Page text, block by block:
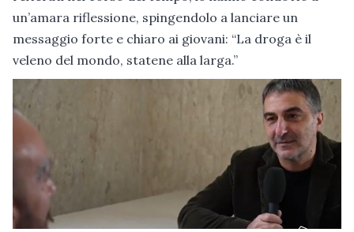
un’amara riflessione, spingendolo a lanciare un
messaggio forte e chiaro ai giovani: “La droga è il
veleno del mondo, statene alla larga.”